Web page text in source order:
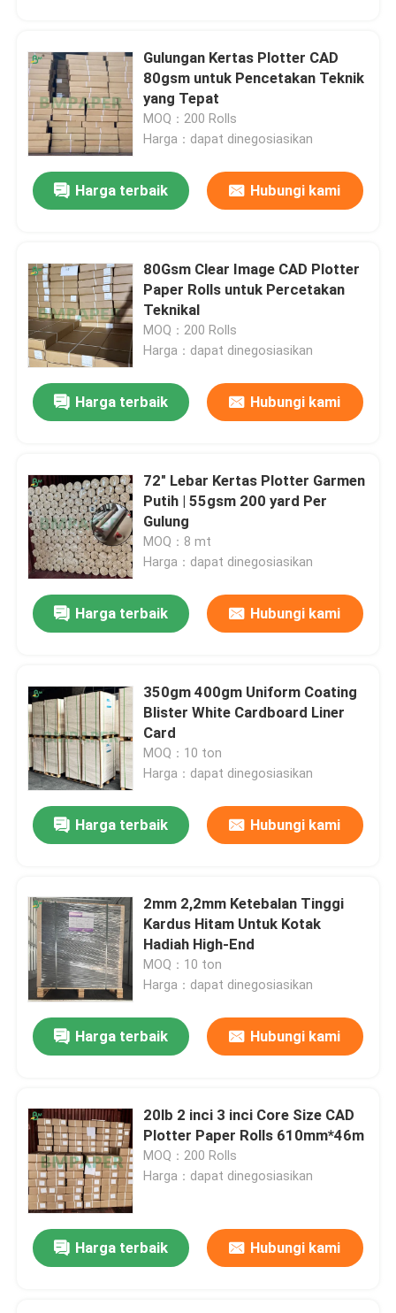
kembali!
Kirimkan
Gulungan Kertas Plotter CAD
80gsm untuk Pencetakan Teknik
yang Tepat
MOQ：200 Rolls
Harga：dapat dinegosiasikan
Harga terbaik Hubungi kami
80Gsm Clear Image CAD Plotter
Paper Rolls untuk Percetakan
Teknikal
MOQ：200 Rolls
Harga：dapat dinegosiasikan
Harga terbaik Hubungi kami
72" Lebar Kertas Plotter Garmen
Putih | 55gsm 200 yard Per
Gulung
MOQ：8 mt
Harga：dapat dinegosiasikan
Harga terbaik Hubungi kami
350gm 400gm Uniform Coating
Blister White Cardboard Liner
Card
MOQ：10 ton
Harga：dapat dinegosiasikan
Harga terbaik Hubungi kami
2mm 2,2mm Ketebalan Tinggi
Kardus Hitam Untuk Kotak
Hadiah High-End
MOQ：10 ton
Harga：dapat dinegosiasikan
Harga terbaik Hubungi kami
20lb 2 inci 3 inci Core Size CAD
Plotter Paper Rolls 610mm*46m
MOQ：200 Rolls
Harga：dapat dinegosiasikan
Harga terbaik Hubungi kami